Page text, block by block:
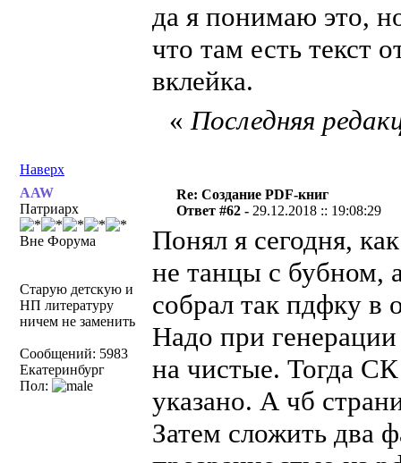
да я понимаю это,
что там есть текст
вклейка.
Наверх
«Последняя
AAW
Патриарх
Вне Форума
Старую детскую и
НП литературу
ничем не заменить
Сообщений: 5983
Екатеринбург
Пол:
Re: Создание PDF-книг
Ответ #62 - 29.12.2018 :: 19:08:29
Понял я сегодня,
не танцы с бубном,
собрал так пдфку в
Надо при
на чистые. Тогда
указано. А чб
Затем сложить два